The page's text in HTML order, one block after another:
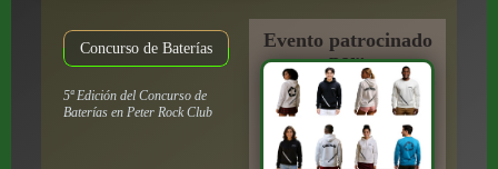
Concurso de Baterías
5ª Edición del Concurso de
Baterías en Peter Rock Club
Evento patrocinado
por: